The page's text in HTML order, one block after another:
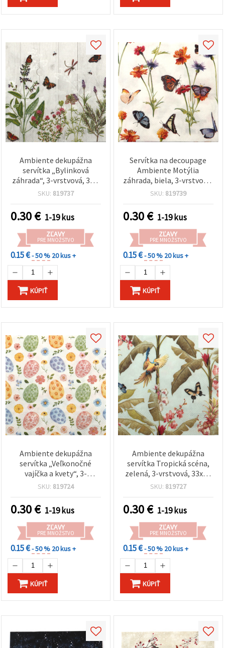
Ambiente dekupážna
servítka „Bylinková
záhrada“, 3-vrstvová, 33 ×
33 cm – 1 ks
SKU: 819737
0.30€ 1-19 kus
ZĽAVY
PRE MNOŽSTVO
0.15 €- 50 % 20 kus +
KÚPIŤ
Servítka na decoupage
Ambiente Motýlia
záhrada, biela, 3-vrstvová,
33x33 cm - 1 ks
SKU: 819739
0.30€ 1-19 kus
ZĽAVY
PRE MNOŽSTVO
0.15 €- 50 % 20 kus +
KÚPIŤ
Ambiente dekupážna
servítka „Veľkonočné
vajíčka a kvety“, 3-
vrstvová, 33 × 33 cm – 1 ks
SKU: 819724
0.30€ 1-19 kus
ZĽAVY
PRE MNOŽSTVO
0.15 €- 50 % 20 kus +
KÚPIŤ
Ambiente dekupážna
servítka Tropická scéna,
zelená, 3-vrstvová, 33x33
cm - 1 ks
SKU: 819727
0.30€ 1-19 kus
ZĽAVY
PRE MNOŽSTVO
0.15 €- 50 % 20 kus +
KÚPIŤ